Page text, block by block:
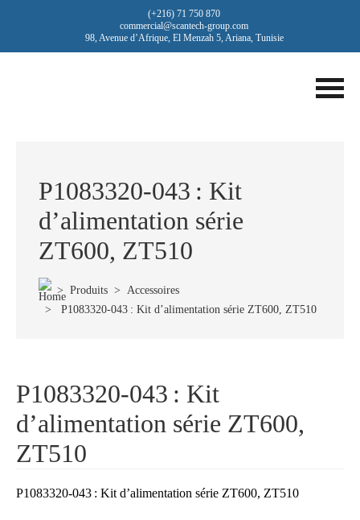
(+216) 71 750 870
commercial@scantech-group.com
98, Avenue d’Afrique, El Menzah 5, Ariana, Tunisie
P1083320-043 : Kit
d’alimentation série
ZT600, ZT510
> Produits > Accessoires
> P1083320-043 : Kit d’alimentation série ZT600, ZT510
P1083320-043 : Kit
d’alimentation série ZT600,
ZT510
P1083320-043 : Kit d’alimentation série ZT600, ZT510